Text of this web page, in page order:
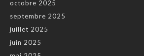
octobre 2025
septembre 2025
juillet 2025
juin 2025